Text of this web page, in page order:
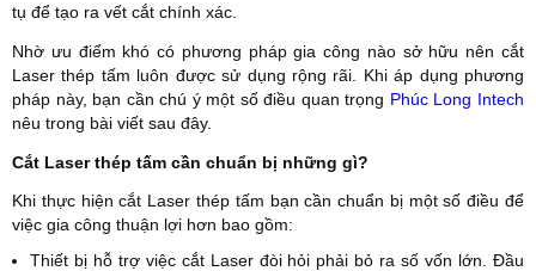
tụ để tạo ra vết cắt chính xác.
Nhờ ưu điểm khó có phương pháp gia công nào sở hữu nên cắt
Laser thép tấm luôn được sử dụng rộng rãi. Khi áp dụng phương
pháp này, bạn cần chú ý một số điều quan trọng Phúc Long Intech
nêu trong bài viết sau đây.
Cắt Laser thép tấm cần chuẩn bị những gì?
Khi thực hiện cắt Laser thép tấm bạn cần chuẩn bị một số điều để
việc gia công thuận lợi hơn bao gồm:
Thiết bị hỗ trợ việc cắt Laser đòi hỏi phải bỏ ra số vốn lớn. Đầu